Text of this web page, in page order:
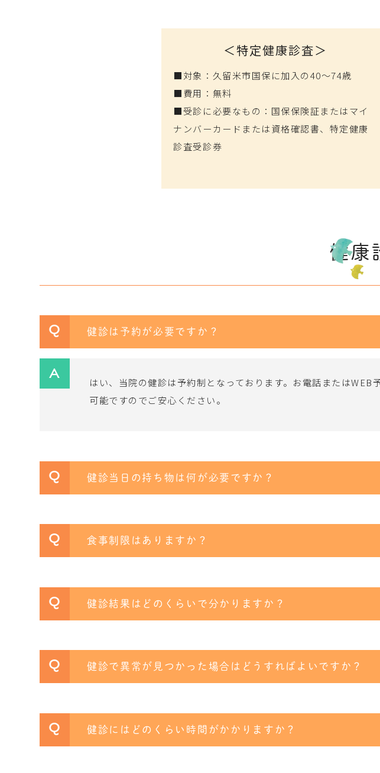
＜特定健康診査＞
■対象：久留米市国保に加入の40〜74歳
■費用：無料
■受診に必要なもの：国保保険証またはマイ
ナンバーカードまたは資格確認書、特定健康
診査受診券
健康
Q 健診は予約が必要ですか？
A
はい、当院の健診は予約制となっております。お電話または
可能ですのでご安心ください。
Q 健診当日の持ち物は何が必要ですか？
Q 食事制限はありますか？
Q 健診結果はどのくらいで分かりますか？
Q 健診で異常が見つかった場合はどうすればよいですか？
Q 健診にはどのくらい時間がかかりますか？